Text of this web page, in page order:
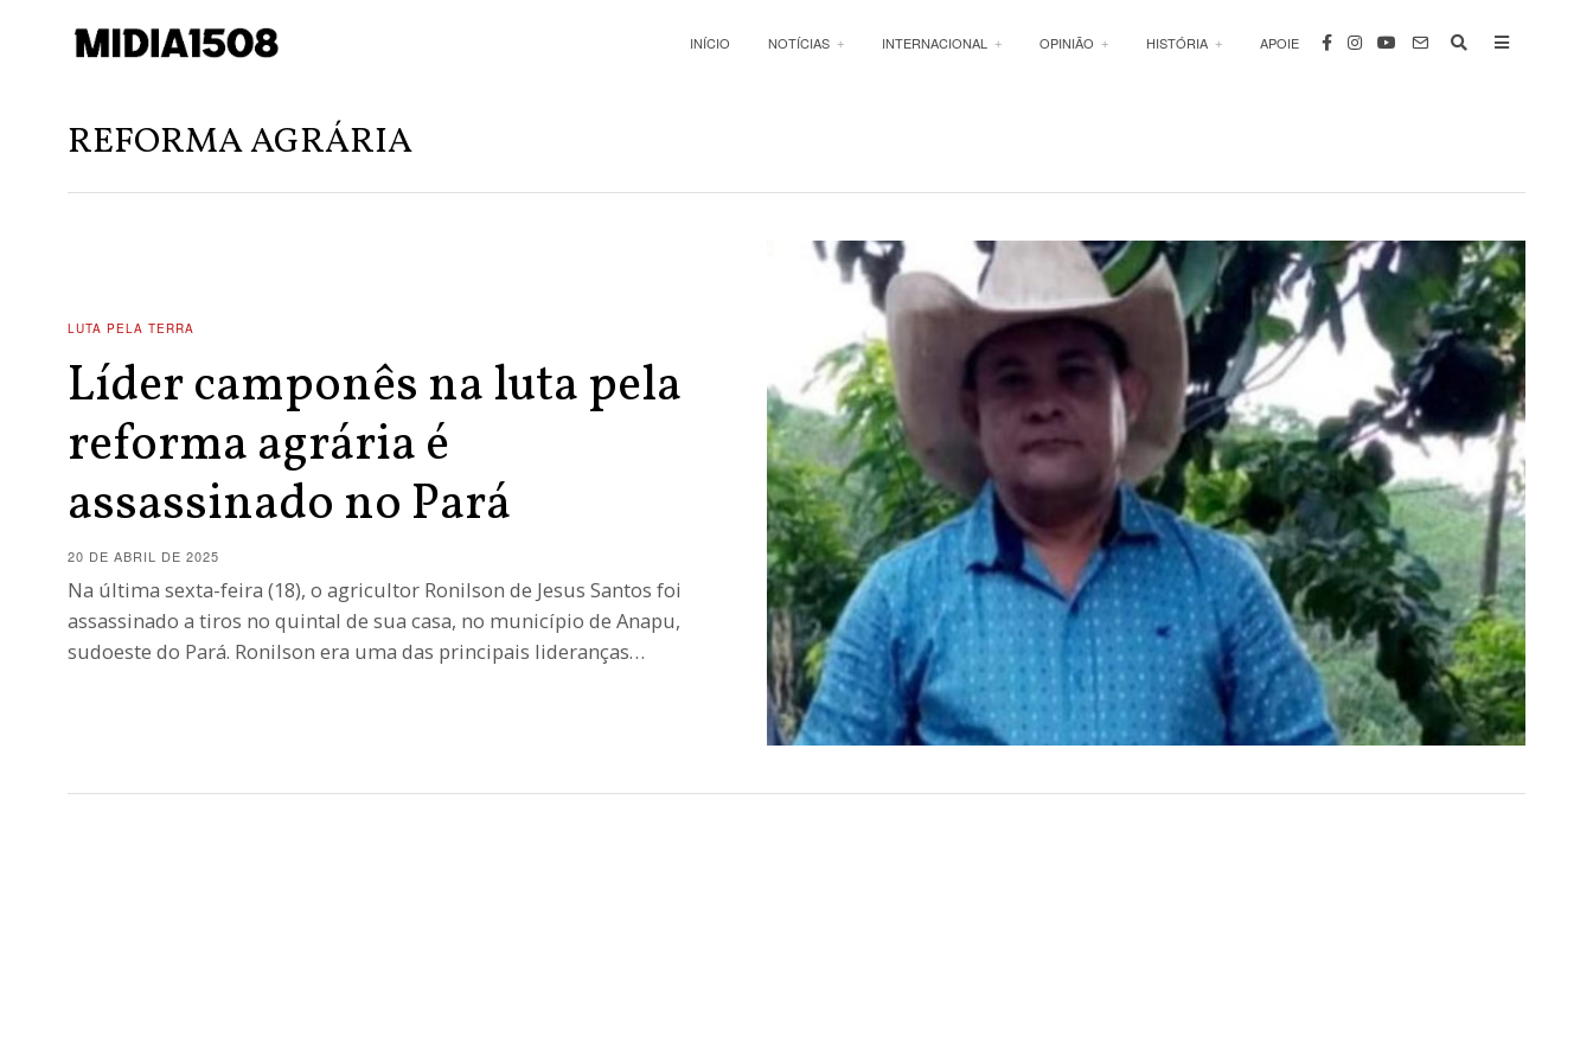
INÍCIO NOTÍCIAS INTERNACIONAL OPINIÃO HISTÓRIA APOIE
REFORMA AGRÁRIA
LUTA PELA TERRA
Líder camponês na luta pela
reforma agrária é
assassinado no Pará
20 DE ABRIL DE 2025
Na última sexta-feira (18), o agricultor Ronilson de Jesus Santos foi
assassinado a tiros no quintal de sua casa, no município de Anapu,
sudoeste do Pará. Ronilson era uma das principais lideranças…